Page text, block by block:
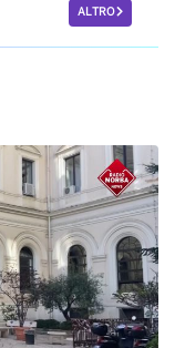
ALTRO